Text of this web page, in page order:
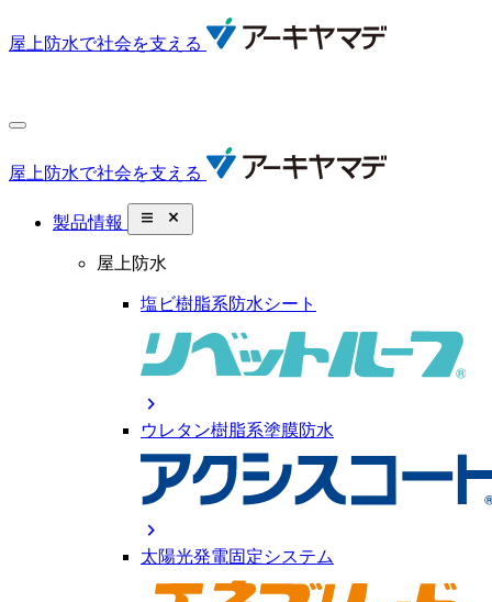
屋上防水で社会を支える
屋上防水で社会を支える
製品情報 close_small
屋上防水
塩ビ樹脂系防水シート
chevron_right
ウレタン樹脂系塗膜防水
chevron_right
太陽光発電固定システム